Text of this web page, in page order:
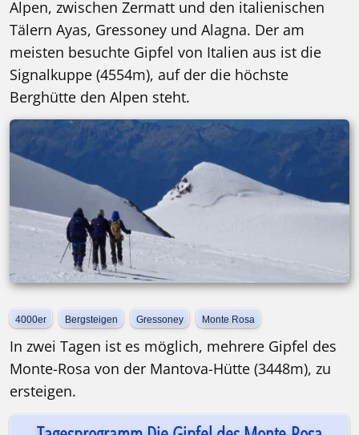
Alpen, zwischen Zermatt und den italienischen
Tälern Ayas, Gressoney und Alagna. Der am
meisten besuchte Gipfel von Italien aus ist die
Signalkuppe (4554m), auf der die höchste
Berghütte den Alpen steht.
4000er Bergsteigen Gressoney Monte Rosa
In zwei Tagen ist es möglich, mehrere Gipfel des
Monte-Rosa von der Mantova-Hütte (3448m), zu
ersteigen.